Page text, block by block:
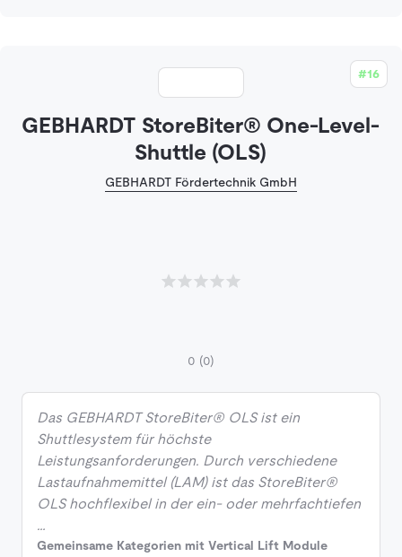
#16
GEBHARDT StoreBiter® One-Level-
Shuttle (OLS)
GEBHARDT Fördertechnik GmbH
0 (0)
Das GEBHARDT StoreBiter® OLS ist ein
Shuttlesystem für höchste
Leistungsanforderungen. Durch verschiedene
Lastaufnahmemittel (LAM) ist das StoreBiter®
OLS hochflexibel in der ein- oder mehrfachtiefen
…
Gemeinsame Kategorien mit Vertical Lift Module